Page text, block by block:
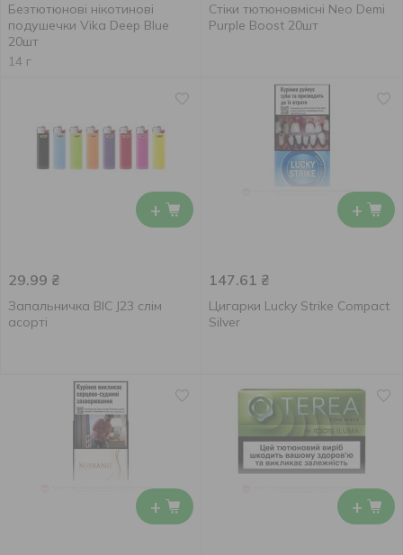
Безтютюнові нікотинові
подушечки Vika Deep Blue
20шт
14 г
Стіки тютюновмісні Neo Demi
Purple Boost 20шт
+
29.99 ₴
Запальничка BIC J23 слім
асорті
+
147.61 ₴
Цигарки Lucky Strike Compact
Silver
+ +